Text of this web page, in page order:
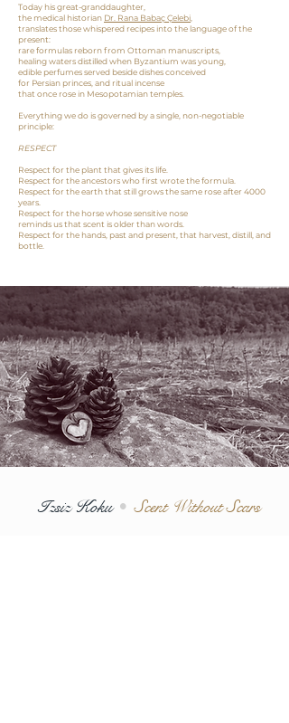
Today his great-granddaughter,
the medical historian Dr. Rana Babaç Çelebi
translates those whispered recipes into the language of the
present:
rare formulas reborn from Ottoman manuscripts,
healing waters distilled when Byzantium was young,
edible perfumes served beside dishes conceived
for Persian princes, and ritual incense
that once rose in Mesopotamian temples.
Everything we do is governed by a single, non-negotiable
principle:
RESPECT
Respect for the plant that gives its life.
Respect for the ancestors who first wrote the formula.
Respect for the earth that still grows the same rose after 4000
years.
Respect for the horse whose sensitive nose
reminds us that scent is older than words.
Respect for the hands, past and present, that harvest, distill, and
bottle.
Izsiz Koku • Scent Without Scars